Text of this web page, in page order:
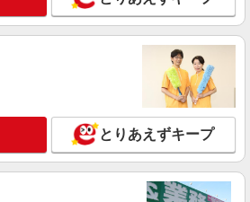
とりあえずキープ